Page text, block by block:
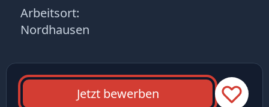
Arbeitsort:
Nordhausen
Jetzt bewerben